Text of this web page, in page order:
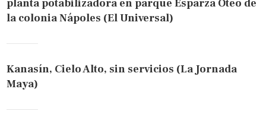
planta potabilizadora en parque Esparza Oteo de
la colonia Nápoles (El Universal)
Kanasín, Cielo Alto, sin servicios (La Jornada
Maya)